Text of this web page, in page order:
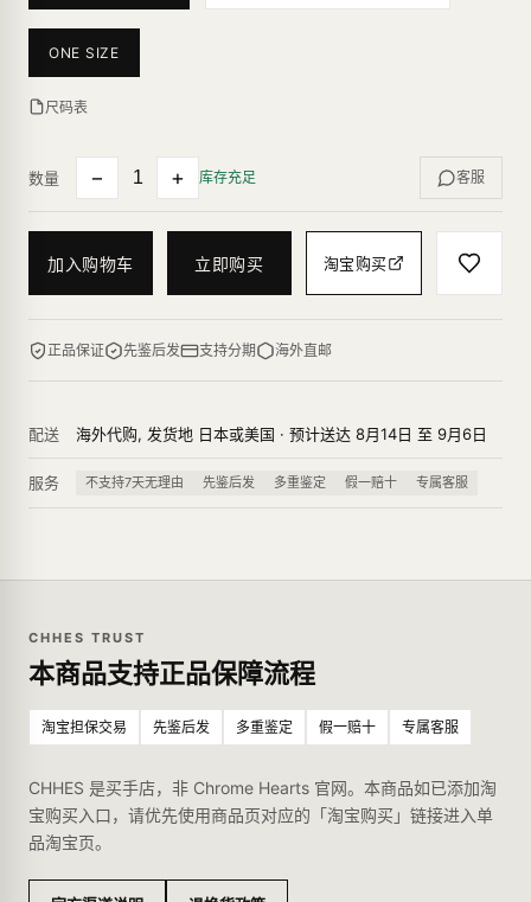
ONE SIZE
尺码表
数量 − + 库存充足 客服
加入购物车 立即购买 淘宝购买
正品保证 先鉴后发 支持分期 海外直邮
配送 海外代购, 发货地 日本或美国 · 预计送达 8月14日 至 9月6日
服务 不支持7天无理由 先鉴后发 多重鉴定 假一赔十 专属客服
CHHES TRUST
本商品支持正品保障流程
淘宝担保交易 先鉴后发 多重鉴定 假一赔十 专属客服
CHHES 是买手店，非 Chrome Hearts 官网。本商品如已添加淘
宝购买入口，请优先使用商品页对应的「淘宝购买」链接进入单
品淘宝页。